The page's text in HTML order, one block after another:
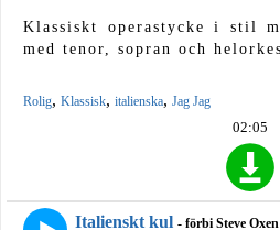
Klassiskt operastycke i stil
med tenor, sopran och
Rolig, Klassisk, italienska, Jag Jag
02:05
Italienskt kul - förbi Steve Oxen